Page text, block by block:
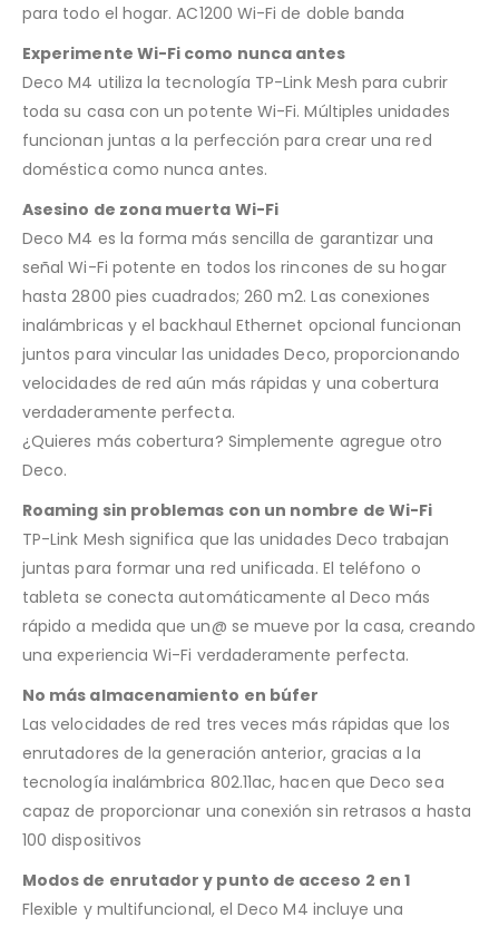
para todo el hogar. AC1200 Wi-Fi de doble banda
Experimente Wi-Fi como nunca antes
Deco M4 utiliza la tecnología TP-Link Mesh para cubrir
toda su casa con un potente Wi-Fi. Múltiples unidades
funcionan juntas a la perfección para crear una red
doméstica como nunca antes.
Asesino de zona muerta Wi-Fi
Deco M4 es la forma más sencilla de garantizar una
señal Wi-Fi potente en todos los rincones de su hogar
hasta 2800 pies cuadrados; 260 m2. Las conexiones
inalámbricas y el backhaul Ethernet opcional funcionan
juntos para vincular las unidades Deco, proporcionando
velocidades de red aún más rápidas y una cobertura
verdaderamente perfecta.
¿Quieres más cobertura? Simplemente agregue otro
Deco.
Roaming sin problemas con un nombre de Wi-Fi
TP-Link Mesh significa que las unidades Deco trabajan
juntas para formar una red unificada. El teléfono o
tableta se conecta automáticamente al Deco más
rápido a medida que un@ se mueve por la casa, creando
una experiencia Wi-Fi verdaderamente perfecta.
No más almacenamiento en búfer
Las velocidades de red tres veces más rápidas que los
enrutadores de la generación anterior, gracias a la
tecnología inalámbrica 802.11ac, hacen que Deco sea
capaz de proporcionar una conexión sin retrasos a hasta
100 dispositivos
Modos de enrutador y punto de acceso 2 en 1
Flexible y multifuncional, el Deco M4 incluye una